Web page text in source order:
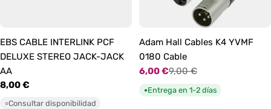
EBS CABLE INTERLINK PCF
DELUXE STEREO JACK-JACK
AA
Precio
8,00 €
○Consultar disponibilidad
Adam Hall Cables K4 YVMF
0180 Cable
Precio
de
oferta
6,00 €
Precio
habitual
9,00 €
●Entrega en 1-2 días